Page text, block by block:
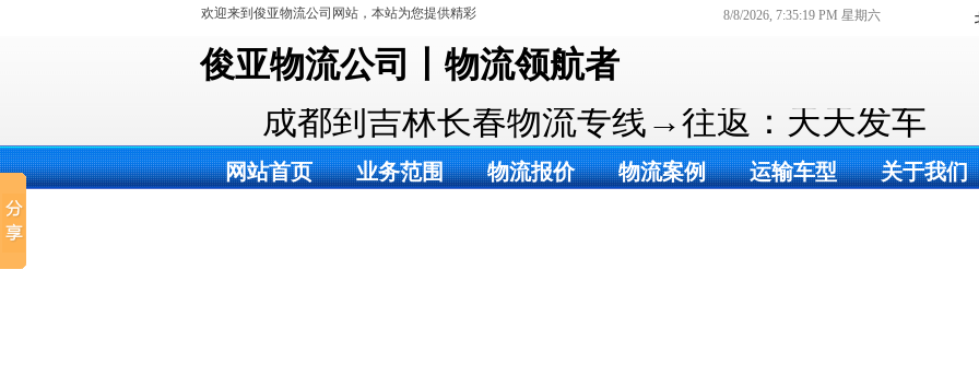
俊亚物流公司丨物流领航者
网站首页 业务范围 物流报价 物流案例 运输车型 关于我们
8/8/2026, 7:35:20 PM 星期六
成都到吉林长春物流专线→往返：天天发车
欢迎来到俊亚物流公司网站，本站为您提供精彩